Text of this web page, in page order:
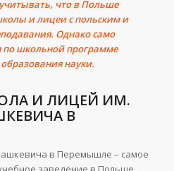
что в Польше
и лицеи с польским и
Однако само
по школьной программе
науки.
И ЛИЦЕЙ ИМ.
В
в Перемышле – самое